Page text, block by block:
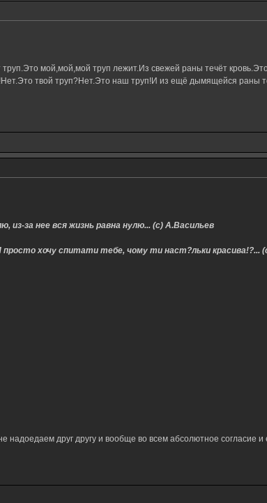
мой,мой,мой труп лежит.Из свежей раны течёт
твой труп?Нет.Это наш труп!И из ещё дымящейся раны
из-за нее вся жизнь равна нулю... (с) А.Васильев
хочу спитати тебе, чому ти наст?льки красива!?...
надоедаем друг другу и вообще во всем абсолютное согласие и